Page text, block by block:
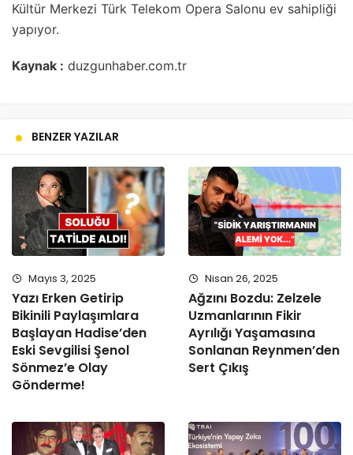
Kültür Merkezi Türk Telekom Opera Salonu ev sahipliği
yapıyor.
Kaynak : duzgunhaber.com.tr
BENZER YAZILAR
Mayıs 3, 2025
Yazı Erken Getirip
Bikinili Paylaşımlara
Başlayan Hadise’den
Eski Sevgilisi Şenol
Sönmez’e Olay
Gönderme!
Nisan 26, 2025
Ağzını Bozdu: Zelzele
Uzmanlarının Fikir
Ayrılığı Yaşamasına
Sonlanan Reynmen’den
Sert Çıkış